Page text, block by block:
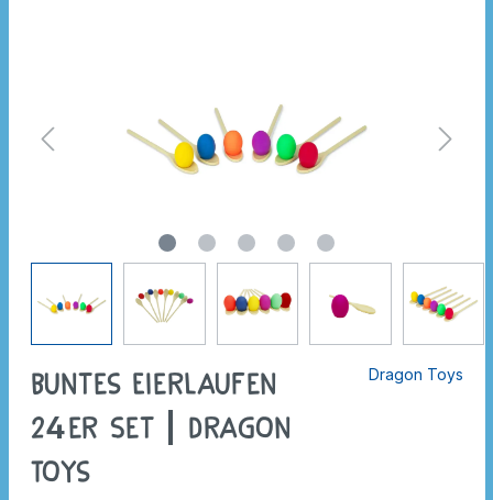
Buntes Eierlaufen
24er Set | Dragon
Toys
Dragon Toys